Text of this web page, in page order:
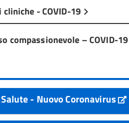
- COVID-19
compassionevole – COVID-19
- Nuovo Coronavirus